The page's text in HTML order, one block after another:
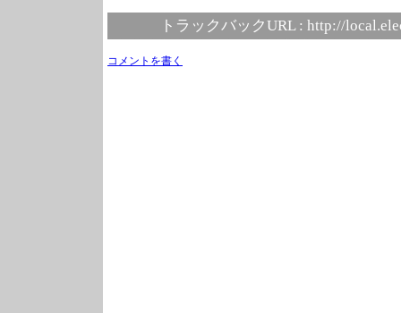
トラックバックURL : http://
コメントを書く